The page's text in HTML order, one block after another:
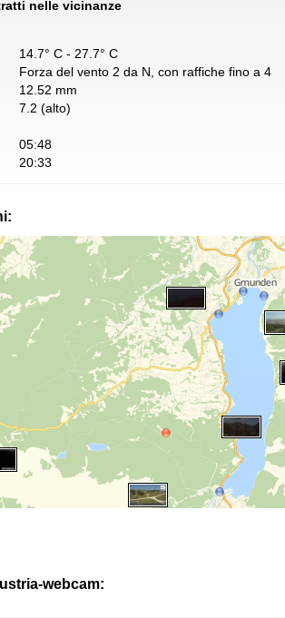
nelle vicinanze
14.7° C - 27.7° C
Forza del vento 2 da N, con raffiche fino a 4
12.52 mm
7.2 (alto)
05:48
20:33
webcam: